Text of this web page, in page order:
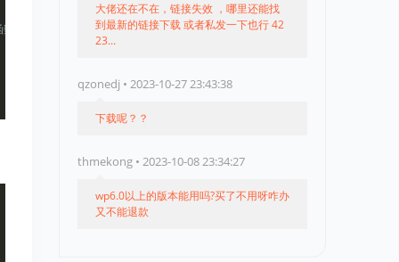
数wp_redirect跳转
大佬还在不在，链接失效 ，哪里还能找
到最新的链接下载 或者私发一下也行 42
23...
qzonedj • 2023-10-27 23:43:38
下载呢？？
thmekong • 2023-10-08 23:34:27
wp6.0以上的版本能用吗?买了不用呀咋办
又不能退款